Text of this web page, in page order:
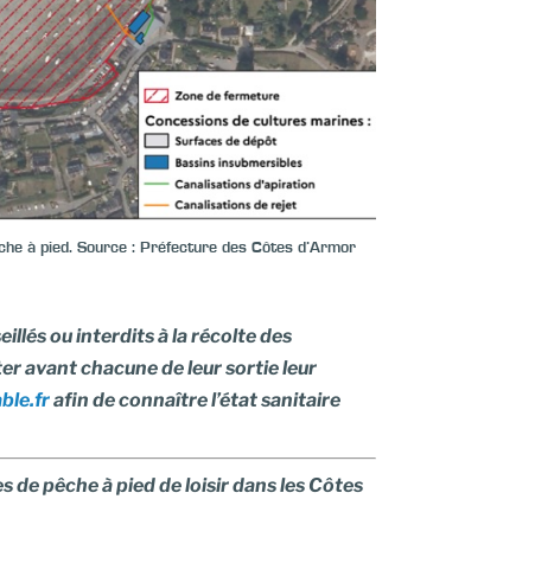
à pied. Source : Préfecture des Côtes d’Armor
ou interdits à la récolte des
avant chacune de leur sortie leur
afin de connaître l’état sanitaire
pêche à pied de loisir dans les Côtes